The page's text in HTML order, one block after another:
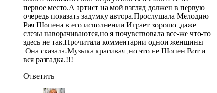
первое место.А артист на мой взгляд должен в первую
очередь показать задумку автора.Прослушала Мелодию
Рая Шопена в его исполнении.Играет хорошо ,даже
слезы наворачиваются,но я почувствовала все-же что-то
здесь не так.Прочитала комментарий одной женщины
.Она сказала-Музыка красивая ,но это не Шопен.Вот и
вся разгадка.!!!
Ответить